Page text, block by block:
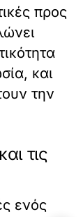
προς
και
την
τις
ενός